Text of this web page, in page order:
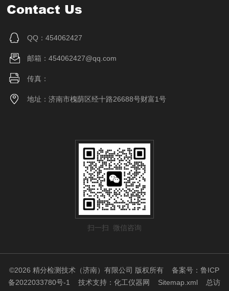
Contact Us
QQ：454062427
邮箱：454062427@qq.com
传真：
地址：济南市槐荫区经十路26688号财富1号
扫一扫 微信咨询
©2026 精分检测技术（济南）有限公司 版权所有备案号：鲁ICP
备2022033780号-1
技术支持：化工仪器网 Sitemap.xml 总访